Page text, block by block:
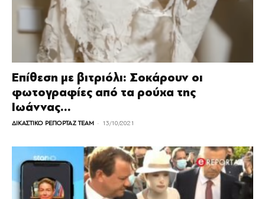
Επίθεση με βιτριόλι: Σοκάρουν οι
φωτογραφίες από τα ρούχα της
Ιωάννας...
ΔΙΚΑΣΤΙΚΟ ΡΕΠΟΡΤΑΖ TEAM - 13/10/2021